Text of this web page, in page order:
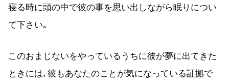
寝る時に頭の中で彼の事を思い出しながら眠りについ
て下さい｡
このおまじないをやっているうちに彼が夢に出てきた
ときには､彼もあなたのことが気になっている証拠で